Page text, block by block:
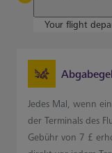
Your flight
Jedes Mal, wenn
der Terminals des
Gebühr von 7 £